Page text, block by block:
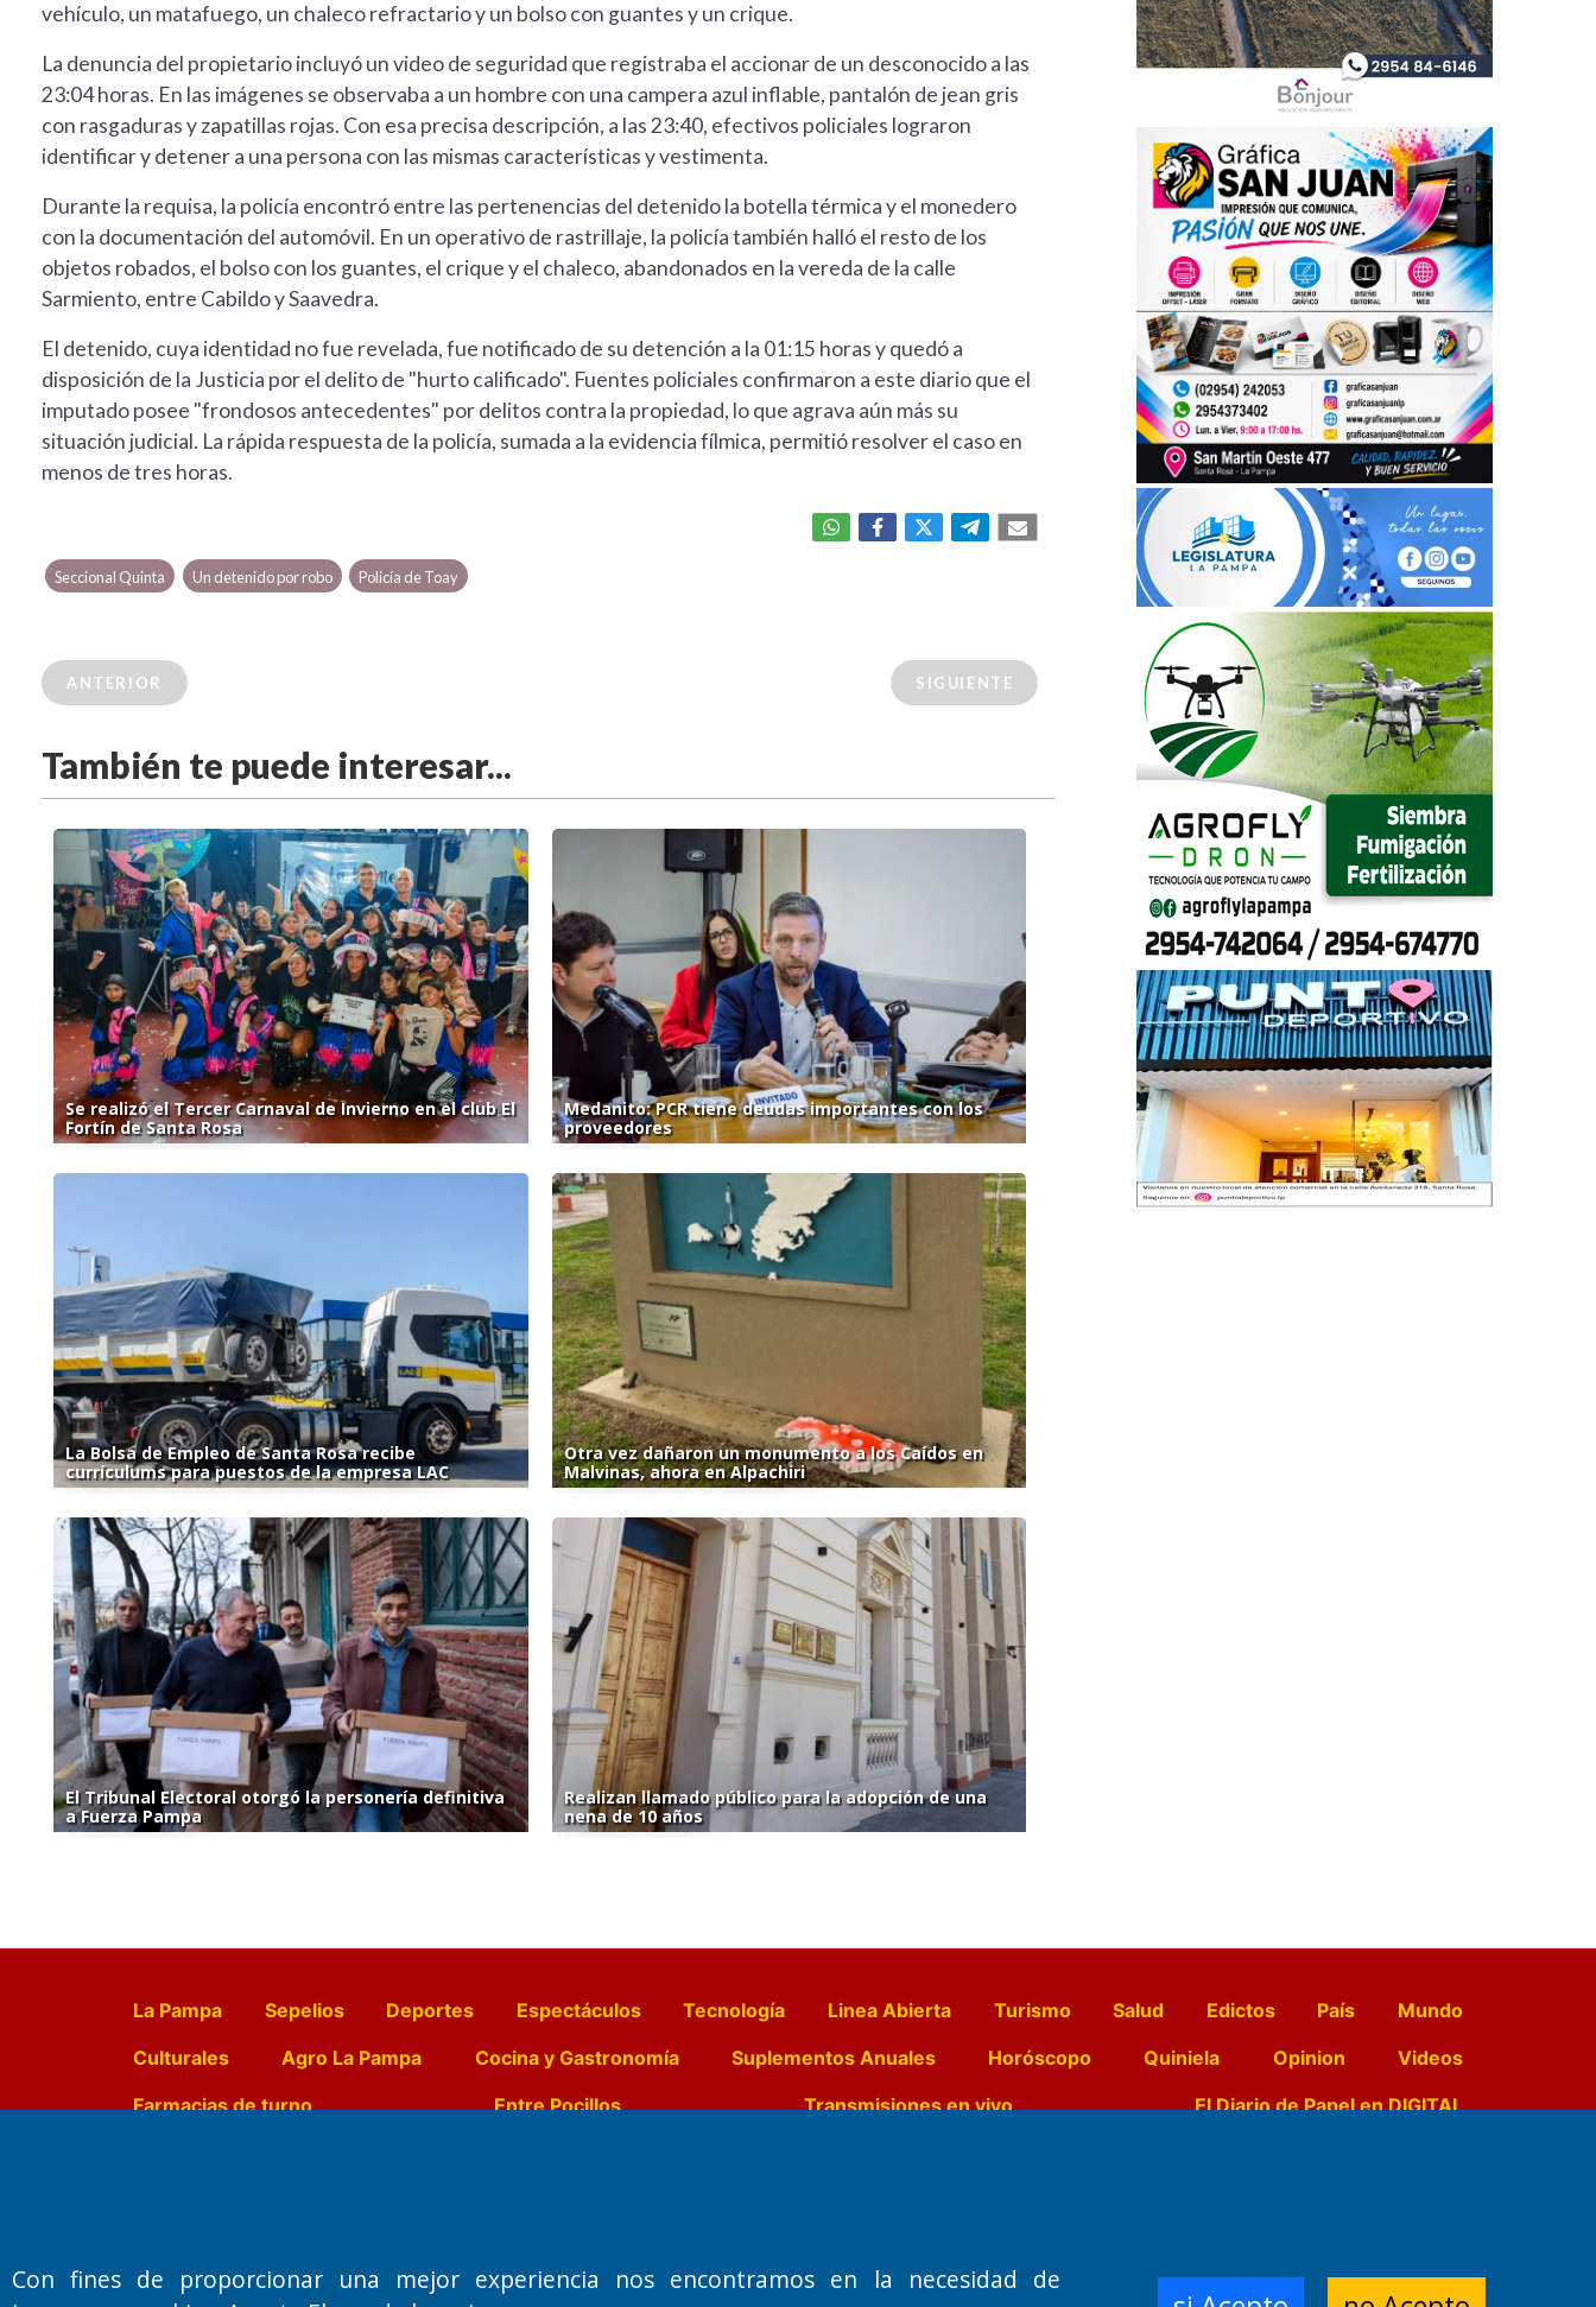
vehículo, un matafuego, un chaleco refractario y un bolso con guantes y un crique.
La denuncia del propietario incluyó un video de seguridad que registraba el accionar de un desconocido a las
23:04 horas. En las imágenes se observaba a un hombre con una campera azul inflable, pantalón de jean gris
con rasgaduras y zapatillas rojas. Con esa precisa descripción, a las 23:40, efectivos policiales lograron
identificar y detener a una persona con las mismas características y vestimenta.
Durante la requisa, la policía encontró entre las pertenencias del detenido la botella térmica y el monedero
con la documentación del automóvil. En un operativo de rastrillaje, la policía también halló el resto de los
objetos robados, el bolso con los guantes, el crique y el chaleco, abandonados en la vereda de la calle
Sarmiento, entre Cabildo y Saavedra.
El detenido, cuya identidad no fue revelada, fue notificado de su detención a la 01:15 horas y quedó a
disposición de la Justicia por el delito de "hurto calificado". Fuentes policiales confirmaron a este diario que el
imputado posee "frondosos antecedentes" por delitos contra la propiedad, lo que agrava aún más su
situación judicial. La rápida respuesta de la policía, sumada a la evidencia fílmica, permitió resolver el caso en
menos de tres horas.
Seccional Quinta Un detenido por robo Policía de Toay
ANTERIOR SIGUIENTE
También te puede interesar...
Se realizó el Tercer Carnaval de Invierno en el club El
Fortín de Santa Rosa
Medanito: PCR tiene deudas importantes con los
proveedores
La Bolsa de Empleo de Santa Rosa recibe
currículums para puestos de la empresa LAC
Otra vez dañaron un monumento a los Caídos en
Malvinas, ahora en Alpachiri
El Tribunal Electoral otorgó la personería definitiva
a Fuerza Pampa
Realizan llamado público para la adopción de una
nena de 10 años
La Pampa Sepelios Deportes Espectáculos Tecnología Linea Abierta Turismo Salud Edictos País
Mundo
Culturales
Agro La Pampa Cocina y Gastronomía Suplementos Anuales Horóscopo Quiniela Opinion
Videos
Farmacias de turno
Entre Pocillos Transmisiones en vivo El Diario de Papel en DIGITAL
Primera edición: Domingo 3 de Mayo de 1992
Miembro de ADIRA,ADEPA y CPPAL
Santa Rosa, La Pampa.
Número de Registro DNDA:
Dr. Jorge Ricardo Nemesio
Redacción, Administración,
Con fines de proporcionar una mejor experiencia nos encontramos en la necesidad de